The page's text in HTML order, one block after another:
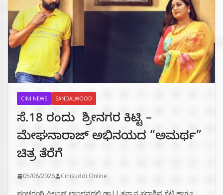
CINI NEWS SANDALWOOD
ಸೆ.18 ರಂದು ಶ್ರೀನಗರ ಕಿಟ್ಟಿ –
ಮೇಘನಾರಾಜ್ ಅಭಿನಯದ “ಅಮರ್ಥ”
ಚಿತ್ರ ತೆರೆಗೆ
05/08/2026 Cinisuddi Online